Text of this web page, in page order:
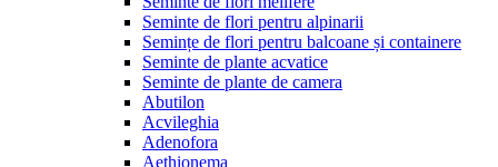
Seminte de flori pentru alpinarii
Semințe de flori pentru balcoane și containere
Seminte de plante acvatice
Seminte de plante de camera
Abutilon
Acvileghia
Adenofora
Aethionema